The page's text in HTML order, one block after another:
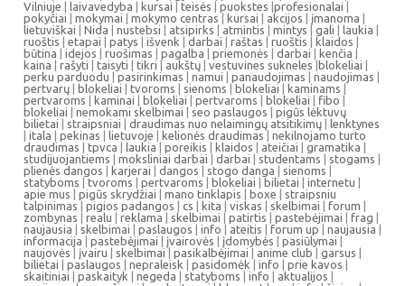
Vilniuje | laivavedyba | kursai | teisės | puokstes |profesionalai |
pokyčiai | mokymai | mokymo centras | kursai | akcijos | įmanoma |
lietuviškai | Nida | nustebsi | atsipirks | atmintis | mintys | gali | laukia |
ruoštis | etapai | patys | išvenk | darbai | raštas | ruoštis | klaidos |
būtina | idejos | ruošimas | pagalba | priemonės | darbai | kenčia |
kaina | rašyti | taisyti | tikri | aukštų | vestuvines sukneles |blokeliai |
perku parduodu | pasirinkimas | namui | panaudojimas | naudojimas |
pertvarų | blokeliai | tvoroms | sienoms | blokeliai | kaminams |
pertvaroms | kaminai | blokeliai | pertvaroms | blokeliai | fibo |
blokeliai | nemokami skelbimai | seo paslaugos | pigūs lėktuvų
bilietai | straipsniai | draudimas nuo nelaimingų atsitikimų | lenktynes
| itala | pekinas | lietuvoje | kelionės draudimas| nekilnojamo turto
draudimas | tpvca | laukia | poreikis | klaidos | ateičiai | gramatika |
studijuojantiems | moksliniai darbai | darbai | studentams | stogams |
plienės dangos | karjerai | dangos | stogo danga | sienoms |
statyboms | tvoroms | pertvaroms | blokeliai | bilietai | internetu |
apie mus | pigūs skrydžiai | mano tinklapis | boxe | straipsniu
talpinimas | pigios padangos | cs | kita | viskas | skelbimai | forum |
zombynas | realu | reklama | skelbimai | patirtis | pastebėjimai | frag |
naujausia | skelbimai | paslaugos | info | ateitis | forum up | naujausia |
informacija | pastebėjimai | įvairovės | įdomybės | pasiūlymai |
naujovės | įvairu | skelbimai| pasikalbėjimai | anime club | garsus |
bilietai | paslaugos | nepraleisk | pasidomėk | info | prie kavos |
skaitiniai | paskaityk | negeda | statyboms | info | aktualijos |